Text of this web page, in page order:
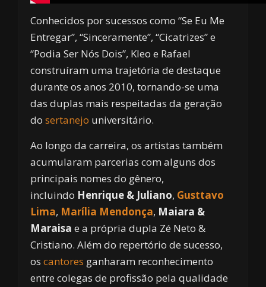
Conhecidos por sucessos como “Se Eu Me
Entregar”, “Sinceramente”, “Cicatrizes” e
“Podia Ser Nós Dois”, Kleo e Rafael
construíram uma trajetória de destaque
durante os anos 2010, tornando-se uma
das duplas mais respeitadas da geração
do sertanejo universitário.
Ao longo da carreira, os artistas também
acumularam parcerias com alguns dos
principais nomes do gênero,
incluindo Henrique & Juliano, Gusttavo
Lima, Marília Mendonça, Maiara &
Maraisa e a própria dupla Zé Neto &
Cristiano. Além do repertório de sucesso,
os cantores ganharam reconhecimento
entre colegas de profissão pela qualidade